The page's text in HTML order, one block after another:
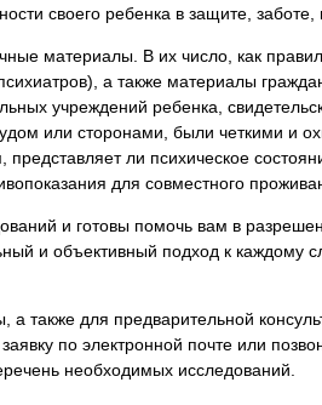
своего ребенка в защите, заботе,
материалы. В их число, как
а также материалы
учреждений ребенка,
или сторонами, были четкими и
ли психическое
для совместного
и готовы помочь вам в
и объективный подход к каждому
также для предварительной
по электронной почте или
необходимых исследований.